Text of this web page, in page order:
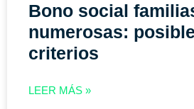
Bono social
numerosas:
criterios
LEER MÁS »